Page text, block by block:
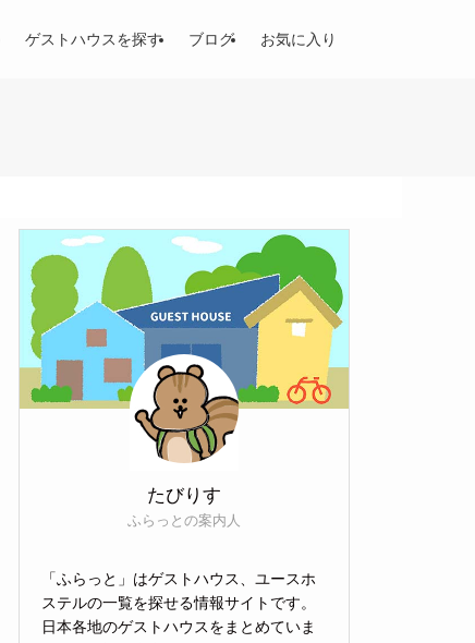
ゲストハウスを探す ブログ お気に入り
たびりす
ふらっとの案内人
「ふらっと」はゲストハウス、ユースホ
ステルの一覧を探せる情報サイトです。
日本各地のゲストハウスをまとめていま